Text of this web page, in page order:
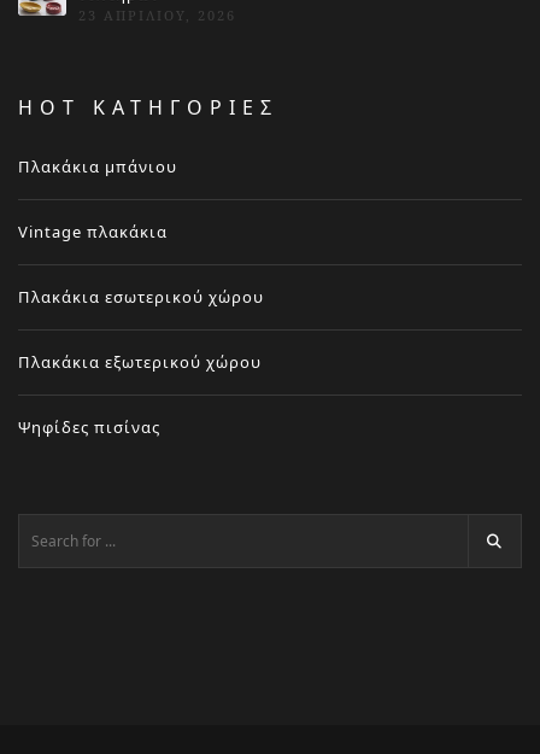
23 ΑΠΡΙΛΊΟΥ, 2026
HOT ΚΑΤΗΓΟΡΙΕΣ
Πλακάκια μπάνιου
Vintage πλακάκια
Πλακάκια εσωτερικού χώρου
Πλακάκια εξωτερικού χώρου
Ψηφίδες πισίνας